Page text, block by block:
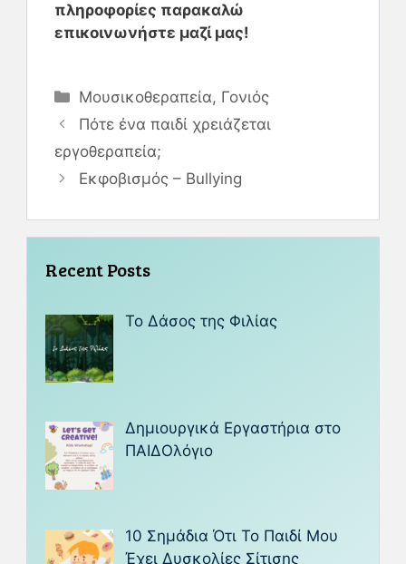
πληροφορίες παρακαλώ
επικοινωνήστε μαζί μας!
Μουσικοθεραπεία, Γονιός
Πότε ένα παιδί χρειάζεται
εργοθεραπεία;
Εκφοβισμός – Βullying
Recent Posts
Το Δάσος της Φιλίας
Δημιουργικά Εργαστήρια στο
ΠΑΙΔΟλόγιο
10 Σημάδια Ότι Το Παιδί Μου
Έχει Δυσκολίες Σίτισης